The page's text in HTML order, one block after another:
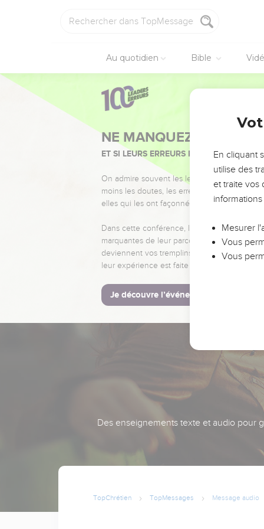
Au quotidien Bible
NE MANQUEZ PAS
ET SI LEURS ERREURS POUVAIENT VOUS
On admire souvent les leaders pour leurs
moins les doutes, les erreurs et les saisons
elles qui les ont façonnés.
Dans cette conférence, leaders,
marquantes de leur parcours et les clés
deviennent vos tremplins. Que vous
leur expérience est faite pour vous.
Je découvre l’événement
Des enseignements texte et audio pour
TopChrétien TopMessages Message audio
En cliquant
utilise des
et traite vos
Mesurer
Vous
Vous